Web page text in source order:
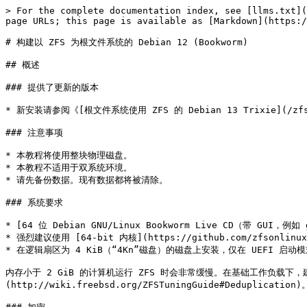
> For the complete documentation index, see [llms.txt](https://book.bsdcn.org/llms.txt). Markdown versions of documentation pages are available by appending `.md` to page URLs; this page is available as [Markdown](https://book.bsdcn.org/zfs/an-zhuang-zhi-yin/debian/debian-bookworm-12.md).

# 构建以 ZFS 为根文件系统的 Debian 12 (Bookworm)

## 概述

### 提供了更新的版本

* 新安装请参阅《[根文件系统使用 ZFS 的 Debian 13 Trixie](/zfs/an-zhuang-zhi-yin/debian/debian-trixie-13.md)》。本指南将归档，仅作为遵循本指南完成既有安装的参考。

### 注意事项

* 本教程将使用整块物理磁盘。
* 本教程不适用于双系统环境。
* 请先备份数据。现有数据都将被清除。

### 系统要求

* [64 位 Debian GNU/Linux Bookworm Live CD（带 GUI，例如 gnome ISO）](https://cdimage.debian.org/mirror/cdimage/release/current-live/amd64/iso-hybrid/)
* 强烈建议使用 [64-bit 内核](https://github.com/zfsonlinux/zfs/wiki/FAQ#32-bit-vs-64-bit-systems)。
* 在逻辑扇区为 4 KiB（“4Kn”磁盘）的磁盘上安装，仅在 UEFI 启动模式下可行。这并非 ZFS 特有。[GRUB 在 legacy（BIOS）启动模式下无法也不会支持 4K 扇区。](http://savannah.gnu.org/bugs/?46700)

内存小于 2 GiB 的计算机运行 ZFS 时会非常缓慢。在基础工作负载下，建议至少 4 GiB 内存，才能获得正常性能。如果你希望使用去重（deduplication），则需要[大量内存](http://wiki.freebsd.org/ZFSTuningGuide#Deduplication)。启用去重是不可逆的永久性更改，无法轻易恢复。

### 加密

本指南支持三种不同的加密方案：不加密、ZFS 原生加密、以及 LUKS。无论选择何种，都能完整使用所有的 ZFS 特性。

不加密自然不会对任何内容进行加密。在未加密的情况下，该方案自然具有最佳性能。

ZFS 原生加密会对根池中的数据以及大多数元数据进行加密。它不会加密数据集或快照的名称和属性。完全不会加密启动池，但启动池只有引导加载器、内核和 initrd（除非你在 `/etc/fstab` 中设置了密码，否则 initrd 中通常未包含敏感数据）。系统在控制台输入口令之前无法启动。性能表现良好。由于加密发生在 ZFS 内部，即使使用多块磁盘（mirror 或 raidz 拓扑），数据也只需要加密一次。

LUKS 会对几乎所有内容进行加密。唯一未加密的数据是引导加载器、内核和 initrd。系统在控制台输入口令之前无法启动。性能表现良好，但 LUKS 位于 ZFS 的底层，因此如果使用多块磁盘（mirror 或 raidz 拓扑），数据需要在每块磁盘上分别加密一次。

## 步骤 1：准备安装环境

1. 启动 Debian GNU/Linux Live CD。如果提示登录，请使用用户名 `user` 和密码 `live`。根据需要将系统连接到互联网（例如接入你的 WiFi 网络）。打开终端。
2. 配置并更新软件源：

   ```sh
   sudo vi /etc/apt/sources.list
   ```

   ```ini
   deb http://deb.debian.org/debian bookworm main contrib non-free-firmware
   ```

   ```sh
   sudo apt update
   ```
3. 可选：在 Live CD 环境中安装并启动 OpenSSH 服务器： 如果你有第二台设备，通过 SSH 访问目标系统会更方便：

   ```sh
   sudo apt install --yes openssh-server

   sudo systemctl restart ssh
   ```

   **提示：** 你可以使用 `ip addr show scope global | grep inet` 查找你的 IP 地址。然后在主机上使用 `ssh user@IP` 进行连接。
4. 禁用自动挂载： 如果磁盘之前被使用过（在相同偏移处存在分区），在未禁用的情况下，之前的文件系统（例如 ESP）可能会被自动挂载：

   ```
   gsettings set org.gnome.desktop.media-handling automount false
   ```
5. 切换为 root：

   ```sh
   sudo -i
   ```
6. 在 Live CD 环境中安装 ZFS：

   ```sh
   apt install --yes debootstrap gdisk zfsutils-linux
   ```

## 步骤 2：磁盘格式化

1. 使用磁盘名称设置变量：

   ```sh
   DISK=/dev/disk/by-id/scsi-SATA_disk1
   ```

   在使用 ZFS 时，应始终使用完整的别名 `/dev/disk/by-id/*`。直接使用设备节点 `/dev/sd*` 可能会导致偶发的导入失败，尤其是在拥有多个存储池的系统上。 **提示：**

   * `ls -la /dev/disk/by-id` 可列出这些别名。
   * 你是在虚拟机中进行操作吗？如果你的虚拟磁盘在 `/dev/disk/by-id` 中未被列出，且你在使用 KVM + virtio，可以使用 `/dev/vda`。同时，使用 `/dev/vda` 时，后续使用的分区名称也会有所不同。否则，请阅读“故障排除”章节。
   * 对于 mirror 或 raidz 拓扑，请使用 `DISK1`、`DISK2` 等。
   * 在选择 boot 存储池大小时，请考虑你将如何使用这些空间。单个内核和 initrd 可能会占用大约 100M。如果你有多个内核并且会创建快照，boot 存储池空间可能会变得紧张，尤其是在需要重新生成 initramfs 镜像时，每个镜像可能约为 85M。请根